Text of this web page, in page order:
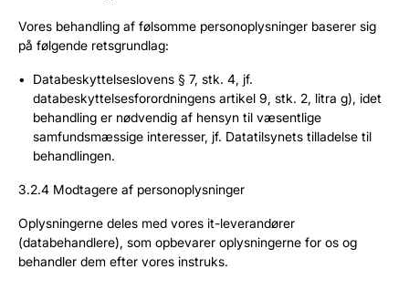
Vores behandling af følsomme personoplysninger baserer sig
på følgende retsgrundlag:
Databeskyttelseslovens § 7, stk. 4, jf.
databeskyttelsesforordningens artikel 9, stk. 2, litra g), idet
behandling er nødvendig af hensyn til væsentlige
samfundsmæssige interesser, jf. Datatilsynets tilladelse til
behandlingen.
3.2.4 Modtagere af personoplysninger
Oplysningerne deles med vores it-leverandører
(databehandlere), som opbevarer oplysningerne for os og
behandler dem efter vores instruks.